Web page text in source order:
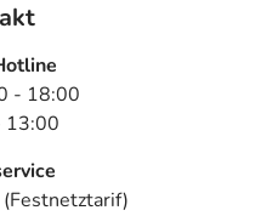
- 18:00
13:00